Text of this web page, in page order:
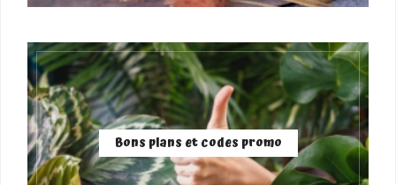
Bons plans et codes promo